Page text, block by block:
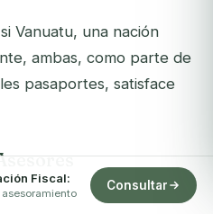
Vanuatu, una nación
ambas, como parte de
pasaportes, satisface
Fiscal: Consultar